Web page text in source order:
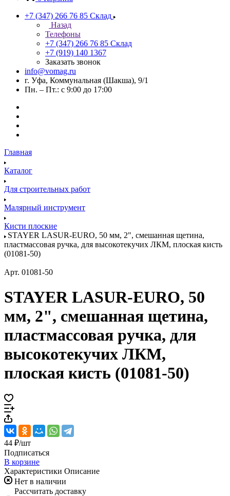
+7 (347) 266 76 85 Склад
Назад
Телефоны
+7 (347) 266 76 85 Склад
+7 (919) 140 1367
Заказать звонок
info@vomag.ru
г. Уфа, Коммунальная (Шакша), 9/1
Пн. – Пт.: с 9:00 до 17:00
Главная
Каталог
Для строительных работ
Малярный инструмент
Кисти плоские
STAYER LASUR-EURO, 50 мм, 2", смешанная щетина,
пластмассовая ручка, для высокотекучих ЛКМ, плоская кисть
(01081-50)
Арт. 01081-50
STAYER LASUR-EURO, 50
мм, 2", смешанная щетина,
пластмассовая ручка, для
высокотекучих ЛКМ,
плоская кисть (01081-50)
44 ₽/шт
Подписаться
В корзине
Характеристики Описание
Нет в наличии
Рассчитать доставку